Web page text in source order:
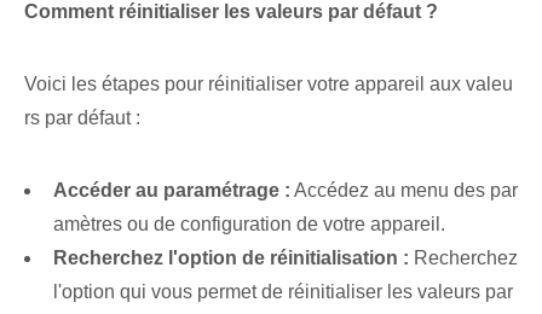
Comment réinitialiser les valeurs par défaut ?
Voici les étapes pour réinitialiser votre appareil aux valeu
rs par défaut :
Accéder au paramétrage : Accédez au menu des par
amètres ou de configuration de votre appareil.
Recherchez l'option de réinitialisation : Recherchez
l'option qui vous permet de réinitialiser les valeurs par